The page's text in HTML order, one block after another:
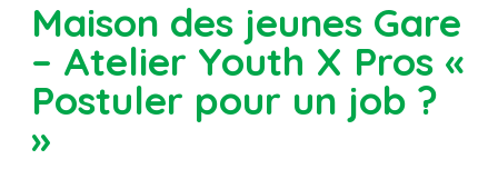
Maison des jeunes Gare
– Atelier Youth X Pros «
Postuler pour un job ?
»